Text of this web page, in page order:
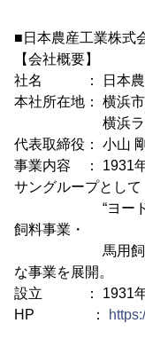
■日本農産工業株式
【会社概要】
社名 ： 日本農
本社所在地： 横浜
横浜ランド
代表取締役： 小山 剛
事業内容 ： 1931
サングループとして
“ヨード卵・光
飼料事業・
馬用飼料事業
な事業を展開。
設立 ： 1931年
HP ：